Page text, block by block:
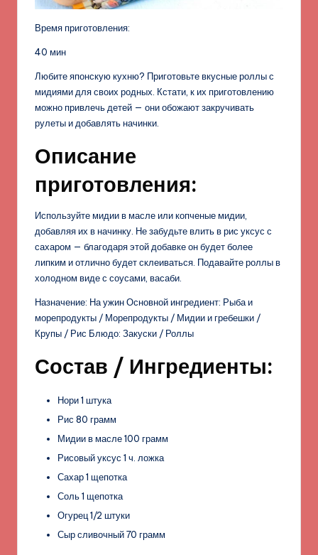
Время приготовления:
40 мин
Любите японскую кухню? Приготовьте вкусные роллы с
мидиями для своих родных. Кстати, к их приготовлению
можно привлечь детей — они обожают закручивать
рулеты и добавлять начинки.
Описание
приготовления:
Используйте мидии в масле или копченые мидии,
добавляя их в начинку. Не забудьте влить в рис уксус с
сахаром — благодаря этой добавке он будет более
липким и отлично будет склеиваться. Подавайте роллы в
холодном виде с соусами, васаби.
Назначение: На ужин Основной ингредиент: Рыба и
морепродукты / Морепродукты / Мидии и гребешки /
Крупы / Рис Блюдо: Закуски / Роллы
Состав / Ингредиенты:
Нори 1 штука
Рис 80 грамм
Мидии в масле 100 грамм
Рисовый уксус 1 ч. ложка
Сахар 1 щепотка
Соль 1 щепотка
Огурец 1/2 штуки
Сыр сливочный 70 грамм